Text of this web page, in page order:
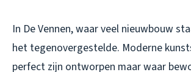
In De Vennen, waar veel nieuwbouw
het tegenovergestelde. Moderne
perfect zijn ontworpen maar waar